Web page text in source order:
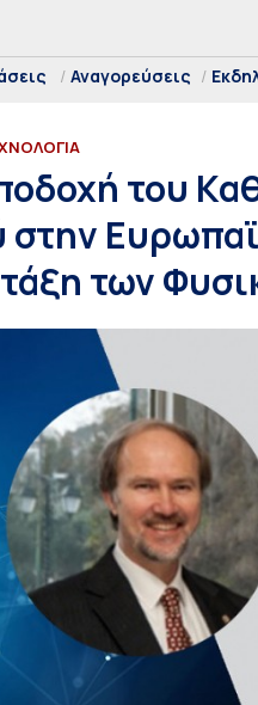
Αναγορεύσεις
του
των